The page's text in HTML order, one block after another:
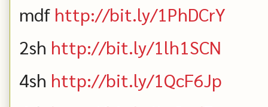
mdf http://bit.ly/1PhDCrY
2sh http://bit.ly/1lh1SCN
4sh http://bit.ly/1QcF6Jp